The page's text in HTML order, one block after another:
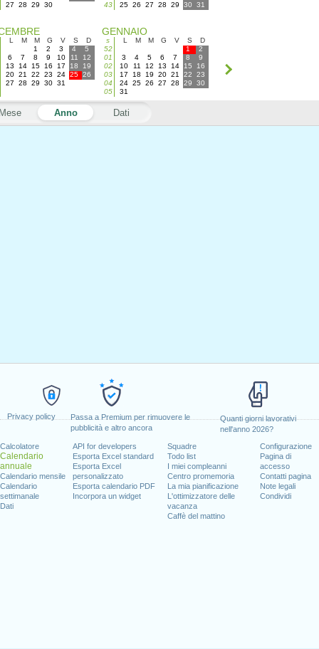
Privacy policy
Passa a Premium per rimuovere le
pubblicità e altro ancora
Quanti giorni lavorativi
nell'anno 2026?
Calcolatore
Calendario
annuale
Calendario mensile
Calendario
settimanale
Dati
API for developers
Esporta Excel standard
Esporta Excel
personalizzato
Esporta calendario PDF
Incorpora un widget
Squadre
Todo list
I miei compleanni
Centro promemoria
La mia pianificazione
L'ottimizzatore delle
vacanza
Caffè del mattino
Configurazione
Pagina di
accesso
Contatti pagina
Note legali
Condividi
27
28 29 30
43
25 26 27 28 29 30 31
L M M G V S
D
1
2 3 4
5
6
7 8 9 10 11
12
13
14 15 16 17 18
19
20 21 22 23 24 25 26
27
28 29 30 31
GENNAIO
s L M M G V S
D
52
1
2
01
3 4 5 6 7 8
9
02
10 11 12 13 14 15
16
03
17 18 19 20 21 22
23
04
24 25 26 27 28 29
30
05
31
Anno Dati